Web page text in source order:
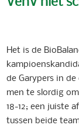
Het is de
de Garypers in
men te slordig
18-12; een juiste
tussen beide